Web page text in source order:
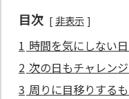
目次 非表示
1 時間を気にしない
2 次の日もチャレン
3 周りに目移りする